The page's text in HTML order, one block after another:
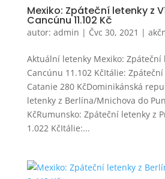
Mexiko: Zpáteční letenky z
Cancúnu 11.102 Kč
autor: admin | Čvc 30, 2021 |
Aktuální letenky Mexiko: Zpáteční
Cancúnu 11.102 KčItálie:
Catanie 280 KčDominikánská
letenky z Berlína/Mnichova do
KčRumunsko: Zpáteční letenky z
1.022 KčItálie:...